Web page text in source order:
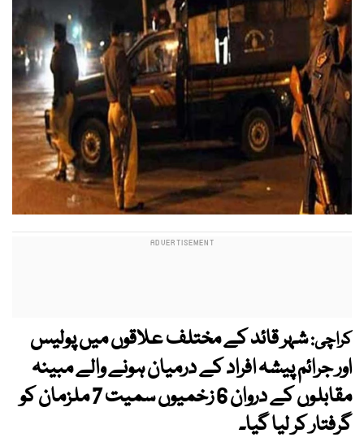
کراچی:شہر قائد کے مختلف علاقوں میں پولیس
اور جرائم پیشہ افراد کے درمیان ہونے والے مبینہ
مقابلوں کے دروان 6 زخمیوں سمیت 7 ملزمان کو
گرفتار کر لیا گیا۔